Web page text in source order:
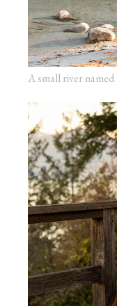
A small river